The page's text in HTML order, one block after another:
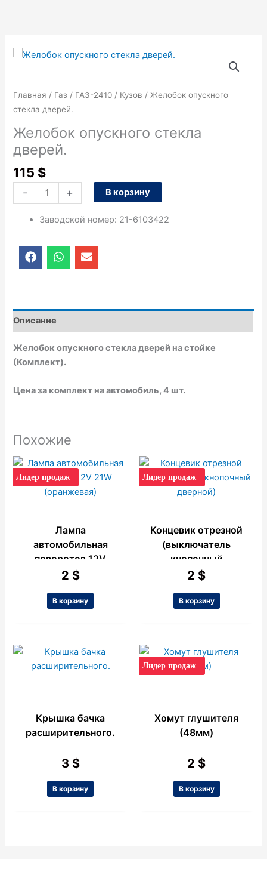
Главная / Газ / ГАЗ-2410 / Кузов / Желобок опускного
стекла дверей.
Желобок опускного стекла
дверей.
115 $
-
Количество
опускного
стекла
дверей.
+ В корзину
Заводской номер: 21-6103422
F
a
c
o
o
k
W
h
a
a
p
E
n
v
o
e
Описание
Желобок опускного стекла дверей на стойке
(Комплект).
Цена за комплект на автомобиль, 4 шт.
Похожие
Лидер продаж
Лампа
автомобильная
поворотов 12V
21W (оранжевая)
2 $
В корзину
Лидер продаж
Концевик отрезной
(выключатель
кнопочный
дверной)
2 $
В корзину
Крышка бачка
расширительного.
3 $
В корзину
Лидер продаж
Хомут глушителя
(48мм)
2 $
В корзину